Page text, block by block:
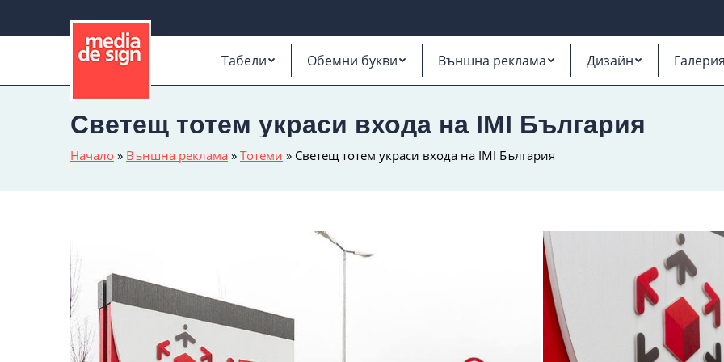
Табели Обемни букви Външна реклама Дизайн Галерия
Начало » Външна реклама » Тотеми » Светещ тотем украси входа на IMI България
Светещ тотем украси входа на IMI България